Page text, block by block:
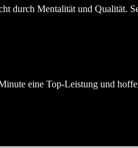
durch Mentalität und Qualität.
eine Top-Leistung und